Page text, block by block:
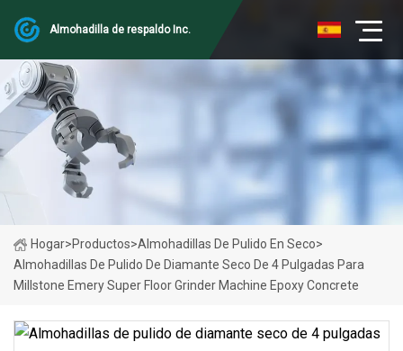
Almohadilla de respaldo Inc.
Hogar>Productos>Almohadillas De Pulido En Seco>
Almohadillas De Pulido De Diamante Seco De 4 Pulgadas Para
Millstone Emery Super Floor Grinder Machine Epoxy Concrete